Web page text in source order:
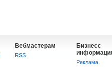
Вебмастерам
RSS
Бизнесс
Реклама